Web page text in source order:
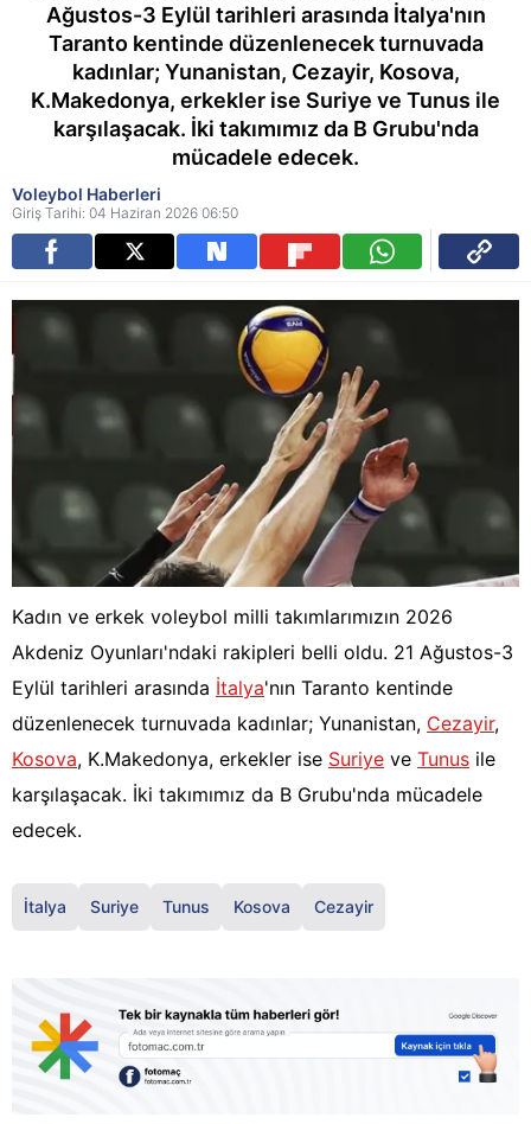
Ağustos-3 Eylül tarihleri arasında İtalya'nın
Taranto kentinde düzenlenecek turnuvada
kadınlar; Yunanistan, Cezayir, Kosova,
K.Makedonya, erkekler ise Suriye ve Tunus ile
karşılaşacak. İki takımımız da B Grubu'nda
mücadele edecek.
Voleybol Haberleri
Giriş Tarihi: 04 Haziran 2026 06:50
Kadın ve erkek voleybol milli takımlarımızın 2026
Akdeniz Oyunları'ndaki rakipleri belli oldu. 21 Ağustos-3
Eylül tarihleri arasında İtalya'nın Taranto kentinde
düzenlenecek turnuvada kadınlar; Yunanistan, Cezayir,
Kosova, K.Makedonya, erkekler ise Suriye ve Tunus ile
karşılaşacak. İki takımımız da B Grubu'nda mücadele
edecek.
İtalya Suriye Tunus Kosova Cezayir